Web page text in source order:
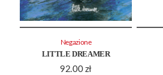
LITTLE DREAMER
92.00 zł
Negazione